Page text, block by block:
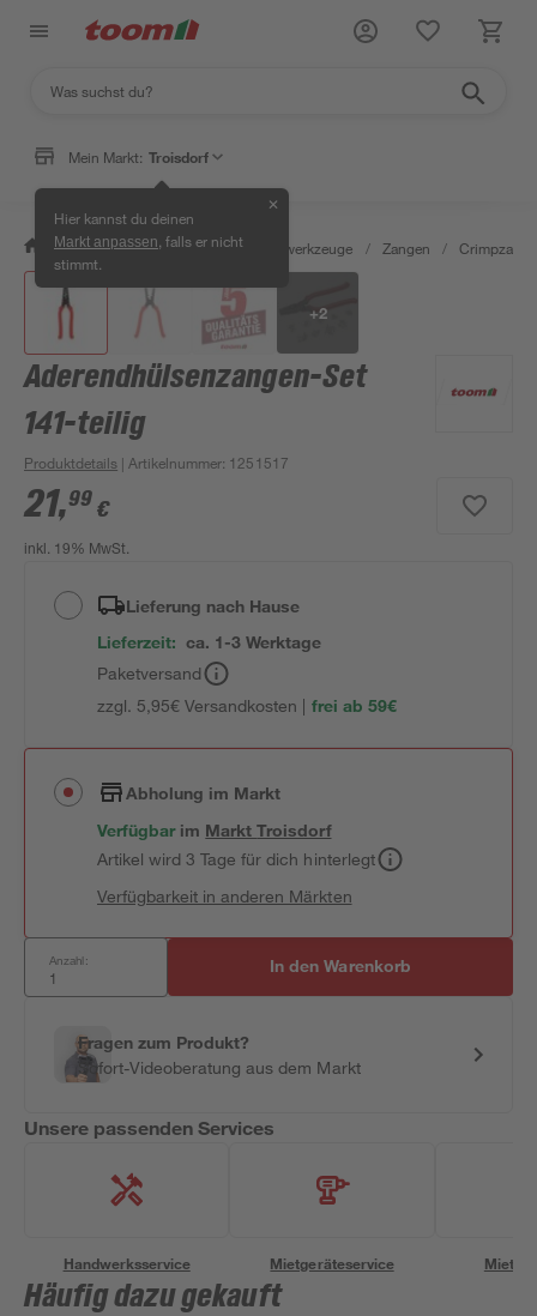
Mein Markt: Troisdorf
Hier kannst du deinen
Markt anpassen , falls er nicht
stimmt.
✕
/ Werkstatt & Maschinen / Handwerkzeuge / Zangen /
+2
Aderendhülsenzangen-Set
141-teilig
Produktdetails | Artikelnummer: 1251517
21,99 €
inkl. 19% MwSt.
Lieferung nach Hause
Lieferzeit: ca. 1-3 Werktage
Paketversand
zzgl. 5,95€ Versandkosten | frei ab 59€
Abholung im Markt
Verfügbar im MarktTroisdorf
Artikel wird 3 Tage für dich hinterlegt
Verfügbarkeit in anderen Märkten
Anzahl: In den Warenkorb
Fragen zum Produkt?
Sofort-Videoberatung aus dem Markt
Unsere passenden Services
Handwerksservice Mietgeräteservice
Häufig dazu gekauft